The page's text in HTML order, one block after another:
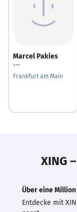
Marcel Pakies
---
Frankfurt am Main
XING
Über eine Million
Entdecke mit